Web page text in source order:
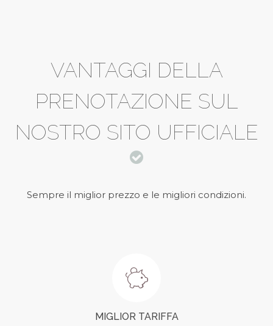
VANTAGGI DELLA
PRENOTAZIONE SUL
NOSTRO SITO UFFICIALE
Sempre il miglior prezzo e le migliori condizioni.
MIGLIOR TARIFFA